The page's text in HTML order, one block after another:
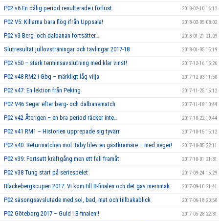
P02 v6 En dålig period resulterade i förlust 2018-02-10 16:12
P02 V5: Killarna bara flög ifrån Uppsala! 2018-02-05 08:02
P02 v3 Berg- och dalbanan fortsätter… 2018-01-21 21:09
Slutresultat jullovsträningar och tävlingar 2017-18 2018-01-05 15:19
P02 v50 – stark terminsavslutning med klar vinst! 2017-12-16 15:26
P02 v48 RM2 i Gbg – märkligt låg vilja 2017-12-03 11:50
P02 v47: En lektion från Peking 2017-11-25 15:12
P02 V46 Seger efter berg- och dalbanematch 2017-11-18 10:44
P02 v42 Återigen – en bra period räcker inte… 2017-10-22 19:44
P02 v41 RM1 – Historien upprepade sig tyvärr 2017-10-15 15:12
P02 v40: Returmatchen mot Täby blev en gastkramare – med seger! 2017-10-05 22:11
P02 v39: Fortsatt kräftgång men ett fall framåt 2017-10-01 21:31
P02 v38 Tung start på seriespelet 2017-09-24 15:29
Blackebergscupen 2017: Vi kom till B-finalen och det gav mersmak 2017-09-10 21:41
P02 säsongsavslutade med sol, bad, mat och tillbakablick 2017-06-18 20:50
P02 Göteborg 2017 – Guld i B-finalen!! 2017-05-28 22:31